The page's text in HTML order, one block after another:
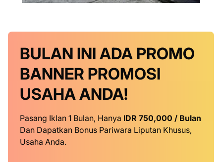
BULAN INI ADA PROMO
BANNER PROMOSI
USAHA ANDA!
Pasang Iklan 1 Bulan, Hanya IDR 750,000 / Bulan
Dan Dapatkan Bonus Pariwara Liputan Khusus,
Usaha Anda.